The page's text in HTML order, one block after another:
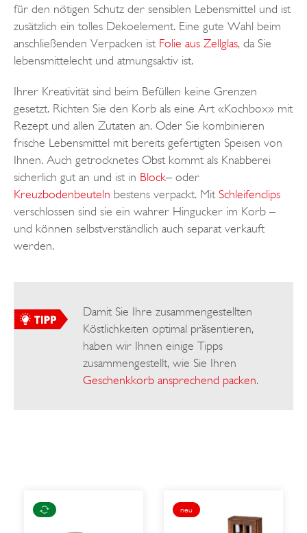
für den nötigen Schutz der sensiblen Lebensmittel und ist
zusätzlich ein tolles Dekoelement. Eine gute Wahl beim
anschließenden Verpacken ist Folie aus Zellglas, da Sie
lebensmittelecht und atmungsaktiv ist.
Ihrer Kreativität sind beim Befüllen keine Grenzen
gesetzt. Richten Sie den Korb als eine Art «Kochbox» mit
Rezept und allen Zutaten an. Oder Sie kombinieren
frische Lebensmittel mit bereits gefertigten Speisen von
Ihnen. Auch getrocknetes Obst kommt als Knabberei
sicherlich gut an und ist in Block– oder
Kreuzbodenbeuteln bestens verpackt. MitSchleifenclips
verschlossen sind sie ein wahrer Hingucker im Korb –
und können selbstverständlich auch separat verkauft
werden.
Damit Sie Ihre zusammengestellten
Köstlichkeiten optimal präsentieren,
haben wir Ihnen einige Tipps
zusammengestellt, wie Sie Ihren
Geschenkkorb ansprechend packen.
neu